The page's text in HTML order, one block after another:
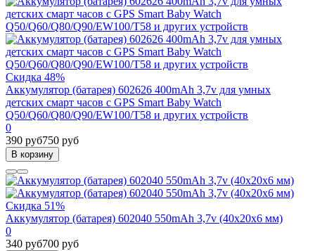
Скидка 48%
Аккумулятор (батарея) 602626 400mAh 3,7v для умных
детских смарт часов с GPS Smart Baby Watch
Q50/Q60/Q80/Q90/EW100/T58 и других устройств
0
390 руб750 руб
В корзину
Скидка 51%
Аккумулятор (батарея) 602040 550mAh 3,7v (40х20х6 мм)
0
340 руб700 руб